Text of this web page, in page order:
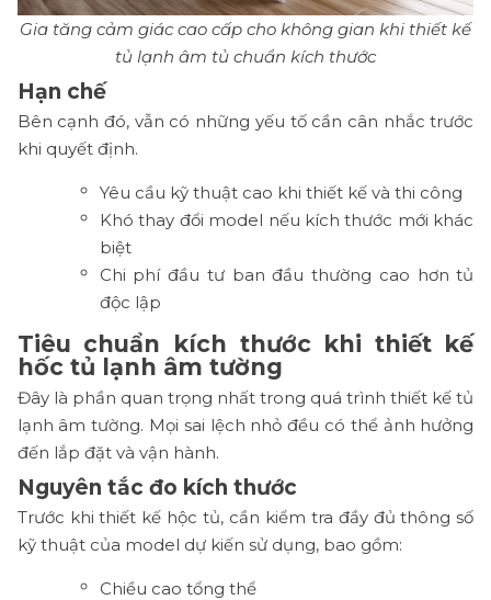
Gia tăng cảm giác cao cấp cho không gian khi thiết kế
tủ lạnh âm tủ chuẩn kích thước
Hạn chế
Bên cạnh đó, vẫn có những yếu tố cần cân nhắc trước
khi quyết định.
Yêu cầu kỹ thuật cao khi thiết kế và thi công
Khó thay đổi model nếu kích thước mới khác
biệt
Chi phí đầu tư ban đầu thường cao hơn tủ
độc lập
Tiêu chuẩn kích thước khi thiết kế
hốc tủ lạnh âm tường
Đây là phần quan trọng nhất trong quá trình thiết kế tủ
lạnh âm tường. Mọi sai lệch nhỏ đều có thể ảnh hưởng
đến lắp đặt và vận hành.
Nguyên tắc đo kích thước
Trước khi thiết kế hộc tủ, cần kiểm tra đầy đủ thông số
kỹ thuật của model dự kiến sử dụng, bao gồm:
Chiều cao tổng thể